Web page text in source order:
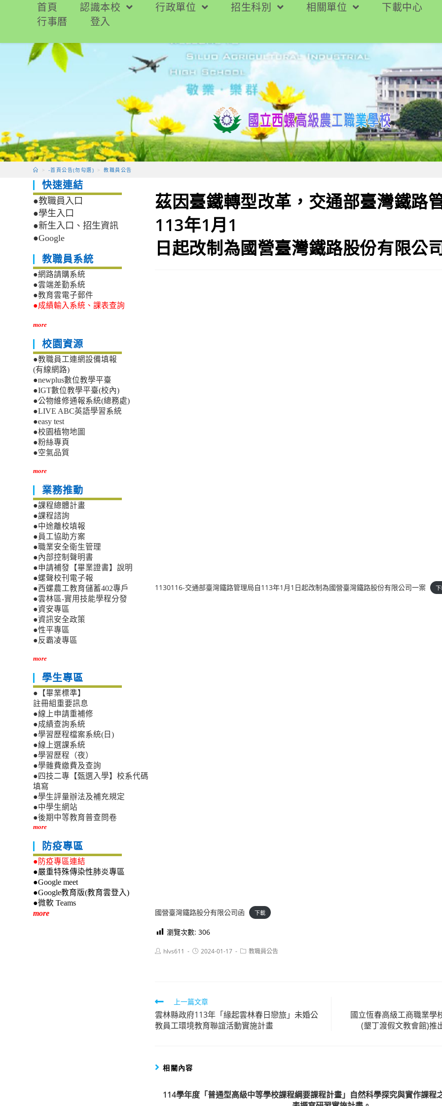
要
首頁 認識本校 行政單位 招生科別 相關單位
下載中心
行事曆
登入
> -首頁公告(勿勾選) > 教職員公告
茲因臺鐵轉型改革，交通部臺灣鐵路
113年1月1
日起改制為國營臺灣鐵路股份有限公
1130116-交通部臺灣鐵路管理局自113年1月1日起改制為國營臺灣鐵路股份有限公司一案
國營臺灣鐵路股分有限公司函 下載
瀏覽次數: 306
Posthlvs611
Post2024-01-17
Post教職員公告
Read
more
articles
上一篇文章
雲林縣政府113年「緣起雲林春日戀旅」未婚公
教員工環境教育聯誼活動實施計畫
國立恆春高級工商職業學
(墾丁渡假文教會館)推
相關內容
114學年度「普通型高級中等學校課程綱要課程計畫」自然科學探究與實作課程
快速連結
●教職員入口
●學生入口
●新生入口、招生資訊
●Google
教職員系統
●網路請購系統
●雲端差勤系統
●教育雲電子郵件
●成績輸入系統、課表查詢
more
校園資源
●教職員工連網設備填報
(有線網路)
●newplus數位教學平臺
●IGT數位教學平臺(校內)
●公物維修通報系統(總務處)
●LIVE ABC英語學習系統
●easy test
●校園植物地圖
●粉絲專頁
●空氣品質
more
業務推動
●課程總體計畫
●課程諮詢
●中途離校填報
●員工協助方案
●職業安全衛生管理
●內部控制聲明書
●申請補發【畢業證書】說明
●螺聲校刊電子報
●西螺農工教育儲蓄402專戶
●雲林區-實用技能學程分發
●資安專區
●資訊安全政策
●性平專區
●反霸凌專區
more
學生專區
●【畢業標準】
註冊組重要訊息
●線上申請重補修
●成績查詢系統
●學習歷程檔案系統(日)
●線上選課系統
●學習歷程（夜）
●學雜費繳費及查詢
●四技二專【甄選入學】校系代碼
填寫
●學生評量辦法及補充規定
●中學生網站
●後期中等教育普查問卷
more
防疫專區
●防疫專區連結
●嚴重特殊傳染性肺炎專區
●Google meet
●Google教育版(教育雲登入)
●微軟 Teams
more